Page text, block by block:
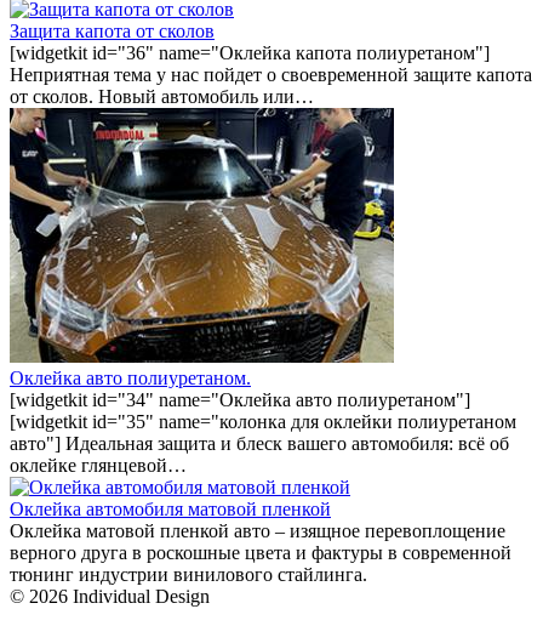
Защита капота от сколов
[widgetkit id="36" name="Оклейка капота полиуретаном"]
Неприятная тема у нас пойдет о своевременной защите капота
от сколов. Новый автомобиль или…
Оклейка авто полиуретаном.
[widgetkit id="34" name="Оклейка авто полиуретаном"]
[widgetkit id="35" name="колонка для оклейки полиуретаном
авто"] Идеальная защита и блеск вашего автомобиля: всё об
оклейке глянцевой…
Оклейка автомобиля матовой пленкой
Оклейка матовой пленкой авто – изящное перевоплощение
верного друга в роскошные цвета и фактуры в современной
тюнинг индустрии винилового стайлинга.
© 2026 Individual Design